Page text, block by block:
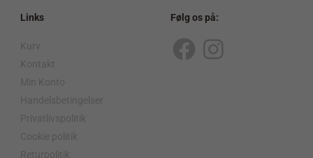
Links
Kurv
Kontakt
Min Konto
Handelsbetingelser
Privatlivspolitik
Cookie politik
Returpolitik
Følg os på:
F
I